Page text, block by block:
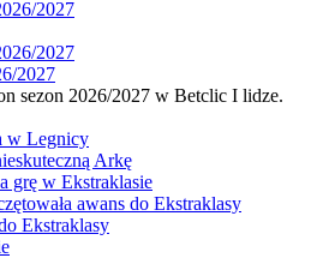
2027
sezon 2026/2027 w Betclic I lidze.
w Legnicy
Arkę
grę w Ekstraklasie
awans do Ekstraklasy
Ekstraklasy